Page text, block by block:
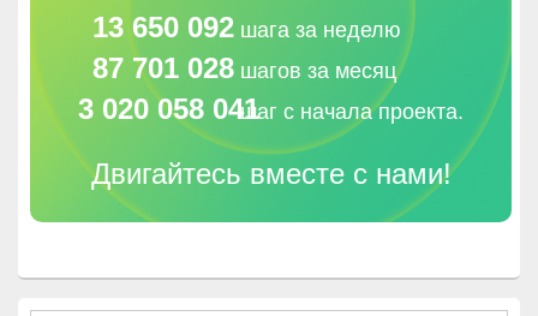
13 650 092 шага за неделю
87 701 028 шагов за месяц
3 020 058 041шаг с начала проекта.
Двигайтесь вместе с нами!